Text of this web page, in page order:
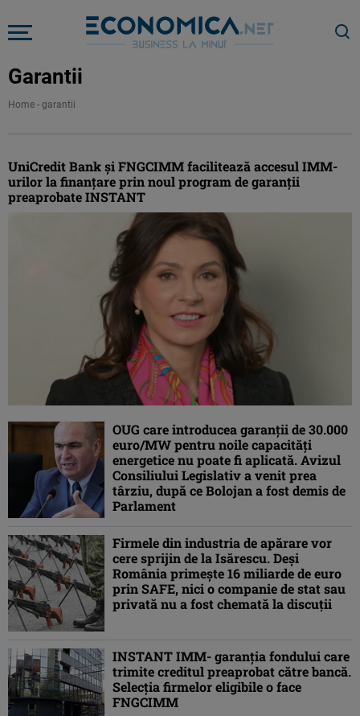
Garantii
Home - garantii
UniCredit Bank și FNGCIMM facilitează accesul IMM-
urilor la finanțare prin noul program de garanții
preaprobate INSTANT
OUG care introducea garanții de 30.000
euro/MW pentru noile capacități
energetice nu poate fi aplicată. Avizul
Consiliului Legislativ a venit prea
târziu, după ce Bolojan a fost demis de
Parlament
Firmele din industria de apărare vor
cere sprijin de la Isărescu. Deși
România primește 16 miliarde de euro
prin SAFE, nici o companie de stat sau
privată nu a fost chemată la discuții
INSTANT IMM- garanția fondului care
trimite creditul preaprobat către bancă.
Selecția firmelor eligibile o face
FNGCIMM